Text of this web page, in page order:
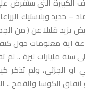
– حديد وبلاستيك
يزيد قليلا عن ( من
اية معلومات حول
ستة مليارات ليرة .. لم
او الجزئي، ولم تذكر
انفاق الكوسا والقمح ..